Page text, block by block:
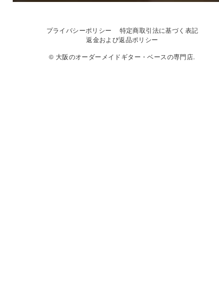
プライバシーポリシー
特定商取引法に基づく表記
返金および返品ポリシー
© 大阪のオーダーメイドギター・ベースの専門店.